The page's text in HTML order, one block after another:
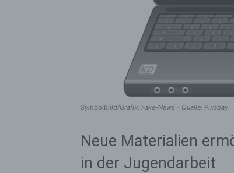
Symbolbiild/Grafik: Fake-News - Quelle: Pixabay
Neue Materialien
in der Jugendarbeit